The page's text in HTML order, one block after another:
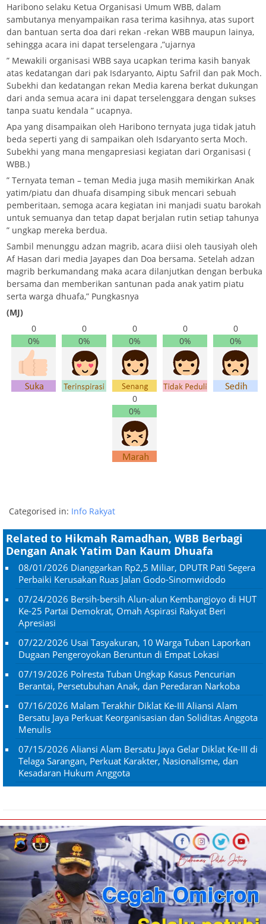
Haribono selaku Ketua Organisasi Umum WBB, dalam
sambutanya menyampaikan rasa terima kasihnya, atas suport
dan bantuan serta doa dari rekan -rekan WBB maupun lainya,
sehingga acara ini dapat terselengara ,”ujarnya
” Mewakili organisasi WBB saya ucapkan terima kasih banyak
atas kedatangan dari pak Isdaryanto, Aiptu Safril dan pak Moch.
Subekhi dan kedatangan rekan Media karena berkat dukungan
dari anda semua acara ini dapat terselenggara dengan sukses
tanpa suatu kendala ” ucapnya.
Apa yang disampaikan oleh Haribono ternyata juga tidak jatuh
beda seperti yang di sampaikan oleh Isdaryanto serta Moch.
Subekhi yang mana mengapresiasi kegiatan dari Organisasi (
WBB.)
” Ternyata teman – teman Media juga masih memikirkan Anak
yatim/piatu dan dhuafa disamping sibuk mencari sebuah
pemberitaan, semoga acara kegiatan ini manjadi suatu barokah
untuk semuanya dan tetap dapat berjalan rutin setiap tahunya
” ungkap mereka berdua.
Sambil menunggu adzan magrib, acara diisi oleh tausiyah oleh
Af Hasan dari media Jayapes dan Doa bersama. Setelah adzan
magrib berkumandang maka acara dilanjutkan dengan berbuka
bersama dan memberikan santunan pada anak yatim piatu
serta warga dhuafa,” Pungkasnya
(MJ)
0
0%
0
0%
0
0%
0
0%
0
0%
0
0%
Categorised in: Info Rakyat
Related to Hikmah Ramadhan, WBB Berbagi
Dengan Anak Yatim Dan Kaum Dhuafa
08/01/2026 Dianggarkan Rp2,5 Miliar, DPUTR Pati Segera
Perbaiki Kerusakan Ruas Jalan Godo-Sinomwidodo
07/24/2026 Bersih-bersih Alun-alun Kembangjoyo di HUT
Ke-25 Partai Demokrat, Omah Aspirasi Rakyat Beri
Apresiasi
07/22/2026 Usai Tasyakuran, 10 Warga Tuban Laporkan
Dugaan Pengeroyokan Beruntun di Empat Lokasi
07/19/2026 Polresta Tuban Ungkap Kasus Pencurian
Berantai, Persetubuhan Anak, dan Peredaran Narkoba
07/16/2026 Malam Terakhir Diklat Ke-III Aliansi Alam
Bersatu Jaya Perkuat Keorganisasian dan Soliditas Anggota
Menulis
07/15/2026 Aliansi Alam Bersatu Jaya Gelar Diklat Ke-III di
Telaga Sarangan, Perkuat Karakter, Nasionalisme, dan
Kesadaran Hukum Anggota